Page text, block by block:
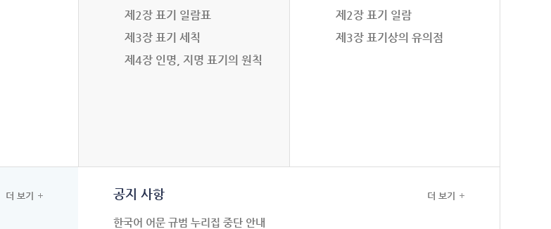
제2장 표기 일람표
제3장 표기 세칙
제4장 인명, 지명 표기의 원칙
제2장 표기 일람
제3장 표기상의 유의점
더 보기 공지 사항
한국어 어문 규범 누리집 중단 안내
더 보기